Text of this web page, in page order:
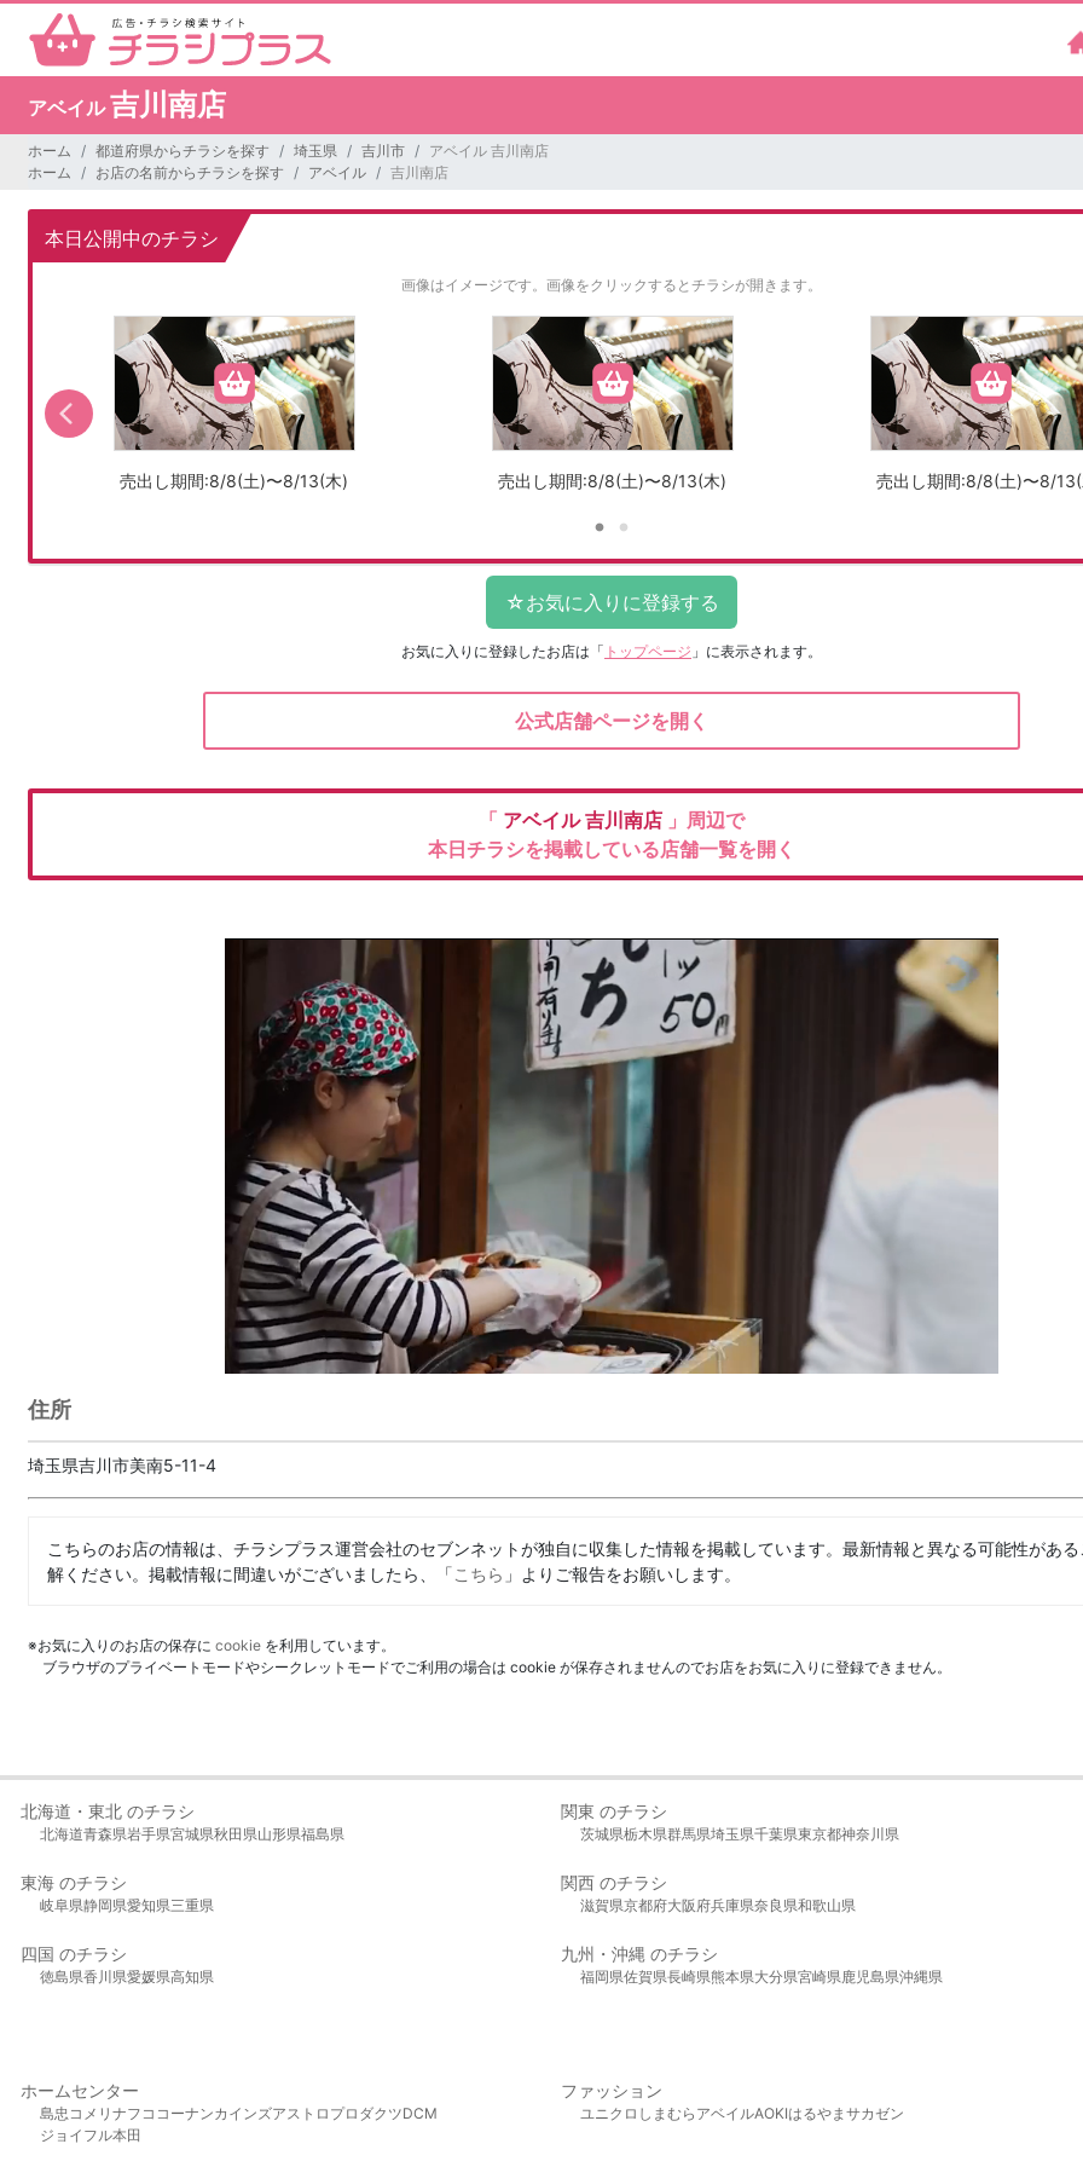
アベイル吉川南店
ホーム 都道府県からチラシを探す 埼玉県 吉川市
アベイル 吉川南店
ホーム
お店の名前からチラシを探す アベイル 吉川南店
本日公開中のチラシ
画像はイメージです。 画像をクリックするとチラシが開きます。
売出し期間:8/8(土)〜8/13(木) 売出し期間:8/8(土)〜8/13(木) 売出し期間:8/8(土)〜8/
お気に入りに登録したお店は 「 トップページ 」に表示されます。
公式店舗ページを開く
「 アベイル吉川南店 」周辺で
本日チラシを掲載している店舗一覧を開く
住所
埼玉県吉川市美南5-11-4
こちらのお店の情報は、チラシプラス運営会社のセブンネットが独自に収集した情報を掲載しています。最新情報と異なる可能性があ
解ください。掲載情報に間違いがございましたら、「こちら 」よりご報告をお願いします。
※お気に入りのお店の保存に cookie を利用しています。
ブラウザのプライベートモードやシークレットモードでご利用の場合は cookie が保存されませんのでお店をお気に入りに登録できません。
北海道・東北 のチラシ
北海道青森県岩手県宮城県秋田県山形県福島県
関東 のチラシ
茨城県栃木県群馬県埼玉県千葉県東京都神奈川県
東海 のチラシ
岐阜県静岡県愛知県三重県
関西 のチラシ
滋賀県京都府大阪府兵庫県奈良県和歌山県
四国 のチラシ
徳島県香川県愛媛県高知県
九州・沖縄 のチラシ
福岡県佐賀県長崎県熊本県大分県宮崎県鹿児島県沖縄県
ホームセンター
島忠 コメリ ナフコ コーナンカインズアストロプロダクツDCM
ジョイフル本田
ファッション
ユニクロ しまむら アベイルAOKIはるやま サカゼン